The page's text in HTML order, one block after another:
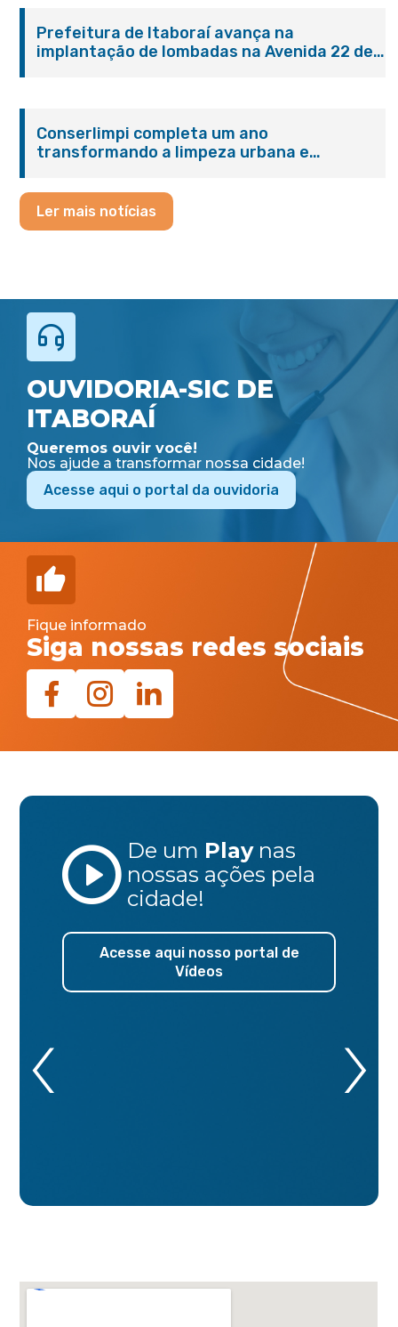
Prefeitura de Itaboraí avança na
implantação de lombadas na Avenida 22 de
Conserlimpi completa um ano
transformando a limpeza urbana e
Ler mais notícias
OUVIDORIA-SIC DE
ITABORAÍ
Queremos ouvir você!
Nos ajude a transformar nossa cidade!
Acesse aqui o portal da ouvidoria
Fique informado
Siga nossas redes sociais
De um Play nas
nossas ações pela
cidade!
Acesse aqui nosso portal de
Vídeos
‹ ›